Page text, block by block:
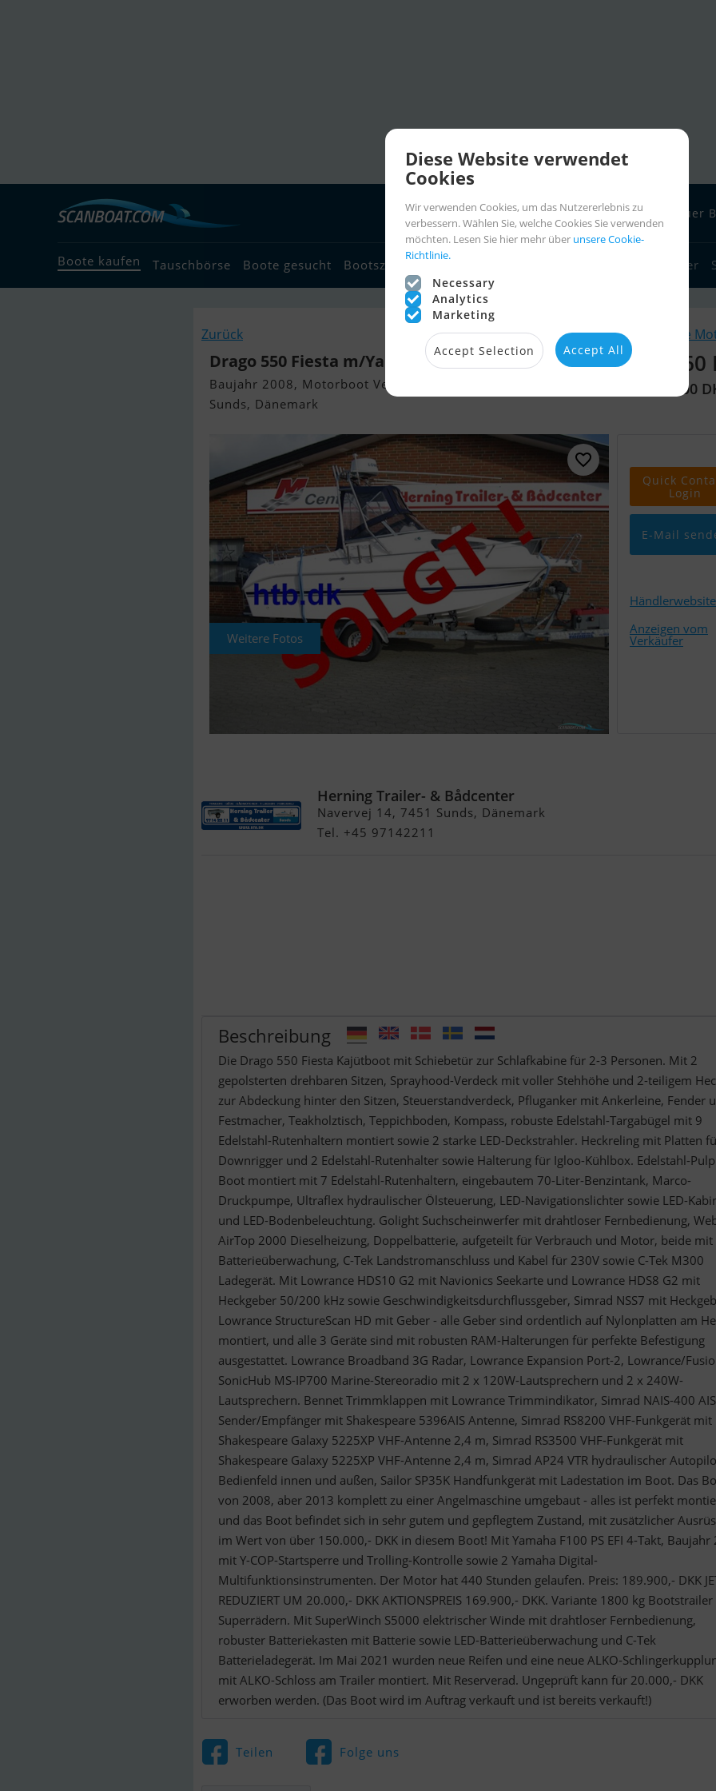
Neuer
Boote kaufen Tauschbörse Boote gesucht Bootszubehör Bootscharter
Zurück Ähnliche
Drago 550 Fiesta m/Yamaha F100 hk 4-Takt - Solgt !
Baujahr 2008, Motorboot Verkaufen
Sunds, Dänemark
22.760
(169.900
Weitere Fotos
Quick
Login
E-Mail
Händlerwebsite
Anzeigen vom
Verkäufer
Herning Trailer- & Bådcenter
Navervej 14, 7451 Sunds, Dänemark
Tel. +45 97142211
Beschreibung
Die Drago 550 Fiesta Kajütboot mit Schiebetür zur Schlafkabine für 2-3 Personen. Mit 2
gepolsterten drehbaren Sitzen, Sprayhood-Verdeck mit voller Stehhöhe und 2-teiligem
zur Abdeckung hinter den Sitzen, Steuerstandverdeck, Pfluganker mit Ankerleine, Fender
Festmacher, Teakholztisch, Teppichboden, Kompass, robuste Edelstahl-Targabügel mit 9
Edelstahl-Rutenhaltern montiert sowie 2 starke LED-Deckstrahler. Heckreling mit Platten
Downrigger und 2 Edelstahl-Rutenhalter sowie Halterung für Igloo-Kühlbox. Edelstahl-
Boot montiert mit 7 Edelstahl-Rutenhaltern, eingebautem 70-Liter-Benzintank, Marco-
Druckpumpe, Ultraflex hydraulischer Ölsteuerung, LED-Navigationslichter sowie LED-
und LED-Bodenbeleuchtung. Golight Suchscheinwerfer mit drahtloser Fernbedienung,
AirTop 2000 Dieselheizung, Doppelbatterie, aufgeteilt für Verbrauch und Motor, beide mit
Batterieüberwachung, C-Tek Landstromanschluss und Kabel für 230V sowie C-Tek M300
Ladegerät. Mit Lowrance HDS10 G2 mit Navionics Seekarte und Lowrance HDS8 G2 mit
Heckgeber 50/200 kHz sowie Geschwindigkeitsdurchflussgeber, Simrad NSS7 mit
Lowrance StructureScan HD mit Geber - alle Geber sind ordentlich auf Nylonplatten am
montiert, und alle 3 Geräte sind mit robusten RAM-Halterungen für perfekte Befestigung
ausgestattet. Lowrance Broadband 3G Radar, Lowrance Expansion Port-2, Lowrance/
SonicHub MS-IP700 Marine-Stereoradio mit 2 x 120W-Lautsprechern und 2 x 240W-
Lautsprechern. Bennet Trimmklappen mit Lowrance Trimmindikator, Simrad NAIS-400 AIS
Sender/Empfänger mit Shakespeare 5396AIS Antenne, Simrad RS8200 VHF-Funkgerät mit
Shakespeare Galaxy 5225XP VHF-Antenne 2,4 m, Simrad RS3500 VHF-Funkgerät mit
Shakespeare Galaxy 5225XP VHF-Antenne 2,4 m, Simrad AP24 VTR hydraulischer
Bedienfeld innen und außen, Sailor SP35K Handfunkgerät mit Ladestation im Boot. Das
von 2008, aber 2013 komplett zu einer Angelmaschine umgebaut - alles ist perfekt
und das Boot befindet sich in sehr gutem und gepflegtem Zustand, mit zusätzlicher
im Wert von über 150.000,- DKK in diesem Boot! Mit Yamaha F100 PS EFI 4-Takt, Baujahr
mit Y-COP-Startsperre und Trolling-Kontrolle sowie 2 Yamaha Digital-
Multifunktionsinstrumenten. Der Motor hat 440 Stunden gelaufen. Preis: 189.900,- DKK
REDUZIERT UM 20.000,- DKK AKTIONSPREIS 169.900,- DKK. Variante 1800 kg
Superrädern. Mit SuperWinch S5000 elektrischer Winde mit drahtloser Fernbedienung,
robuster Batteriekasten mit Batterie sowie LED-Batterieüberwachung und C-Tek
Batterieladegerät. Im Mai 2021 wurden neue Reifen und eine neue ALKO-
mit ALKO-Schloss am Trailer montiert. Mit Reserverad. Ungeprüft kann für 20.000,- DKK
erworben werden. (Das Boot wird im Auftrag verkauft und ist bereits verkauft!)
Teilen Folge uns
Diese Website verwendet
Cookies
Wir verwenden Cookies, um das Nutzererlebnis zu
verbessern. Wählen Sie, welche Cookies Sie verwenden
möchten. Lesen Sie hier mehr über unsere Cookie-
Richtlinie.
Necessary
Analytics
Marketing
Accept Selection Accept All